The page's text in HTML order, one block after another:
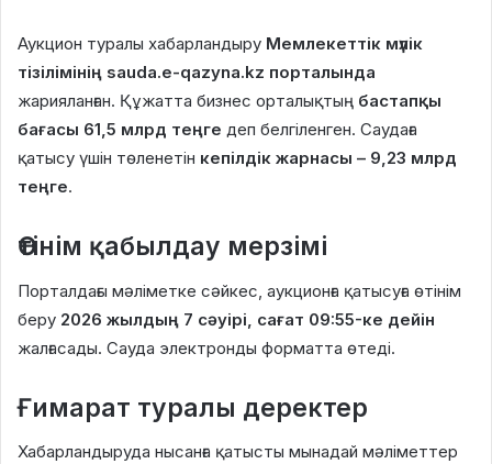
Аукцион туралы хабарландыру Мемлекеттік мүлік
тізілімінің sauda.e-qazyna.kz порталында
жарияланған. Құжатта бизнес орталықтың бастапқы
бағасы 61,5 млрд теңге деп белгіленген. Саудаға
қатысу үшін төленетін кепілдік жарнасы – 9,23 млрд
теңге.
Өтінім қабылдау мерзімі
Порталдағы мәліметке сәйкес, аукционға қатысуға өтінім
беру 2026 жылдың 7 сәуірі, сағат 09:55-ке дейін
жалғасады. Сауда электронды форматта өтеді.
Ғимарат туралы деректер
Хабарландыруда нысанға қатысты мынадай мәліметтер